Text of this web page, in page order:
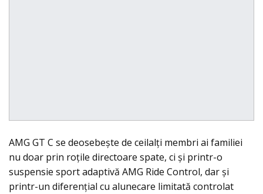
AMG GT C se deosebeşte de ceilalţi membri ai familiei
nu doar prin roţile directoare spate, ci şi printr-o
suspensie sport adaptivă AMG Ride Control, dar şi
printr-un diferenţial cu alunecare limitată controlat